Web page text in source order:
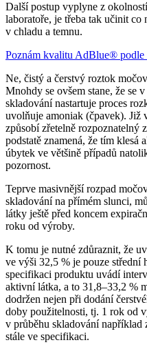
Další postup vyplyne z
laboratoře, je třeba tak učinit
v chladu a temnu.
Poznám kvalitu AdBlue® podle
Ne, čistý a čerstvý roztok
Mnohdy se ovšem stane, že se
skladování nastartuje proces
uvolňuje amoniak (čpavek). Již
způsobí zřetelně rozpoznatelný
podstatě znamená, že tím
úbytek ve většině případů
pozornost.
Teprve masivnější rozpad
skladování na přímém slunci,
látky ještě před koncem
roku od výroby.
K tomu je nutné zdůraznit, že
ve výši 32,5 % je pouze střední
specifikaci produktu uvádí
aktivní látka, a to 31,8–33,2 %
dodržen nejen při dodání
doby použitelnosti, tj. 1 rok od
v průběhu skladování
stále ve specifikaci.